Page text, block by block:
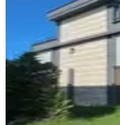
7+1·
Turan Gayrimenkul